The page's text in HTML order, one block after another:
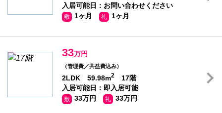
入居可能日：お問い合わせください
敷 1ヶ月 礼 1ヶ月
33万円
（管理費／共益費込み）
2LDK 59.98m2
17階
入居可能日：即入居可能
敷 33万円 礼 33万円